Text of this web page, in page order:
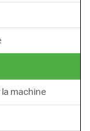
la machine